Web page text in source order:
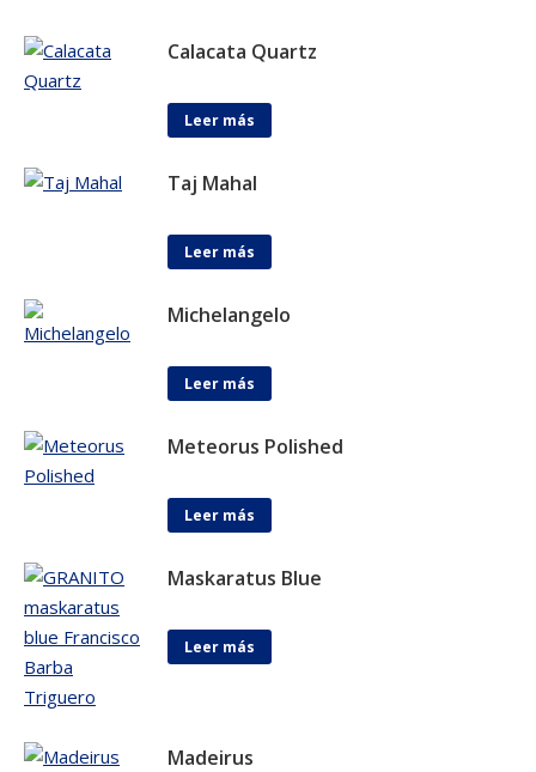
Calacata Quartz
Leer más
Taj Mahal
Leer más
Michelangelo
Leer más
Meteorus Polished
Leer más
Maskaratus Blue
Leer más
Madeirus